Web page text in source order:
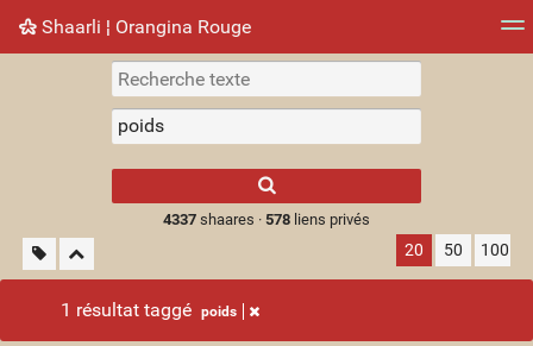
Shaarli ¦ Orangina Rouge
Nuage de tags Mur d'images
results.
4337shaares · 578liens privés
20 50 100
1 résultat taggé poids